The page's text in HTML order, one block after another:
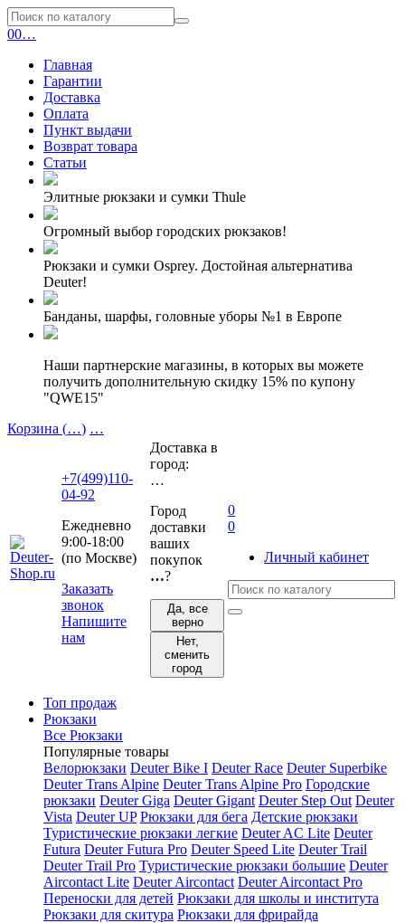
00…
Главная
Гарантии
Доставка
Оплата
Пункт выдачи
Возврат товара
Статьи
Элитные рюкзаки и сумки Thule
Огромный выбор городских рюкзаков!
Рюкзаки и сумки Osprey. Достойная альтернатива
Deuter!
Банданы, шарфы, головные уборы №1 в Европе
Наши партнерские магазины, в которых вы можете
получить дополнительную скидку 15% по купону
"QWE15"
Корзина (…) …
+7(499)110-
04-92
Ежедневно
9:00-18:00
(по Москве)
Заказать
звонок
Напишите
нам
Доставка в
город:
…
Город
доставки
ваших
покупок
…?
Да, все
верно
Нет,
сменить
город
0
0
Личный кабинет
Топ продаж
Рюкзаки
Все Рюкзаки
Популярные товары
Велорюкзаки Deuter Bike I Deuter Race Deuter Superbike
Deuter Trans Alpine Deuter Trans Alpine Pro Городские
рюкзаки Deuter Giga Deuter Gigant Deuter Step Out Deuter
Vista Deuter UP Рюкзаки для бега Детские рюкзаки
Туристические рюкзаки легкие Deuter AС Lite Deuter
Futura Deuter Futura Pro Deuter Speed Lite Deuter Trail
Deuter Trail Pro Туристические рюкзаки большие Deuter
Aircontact Lite Deuter Aircontact Deuter Aircontact Pro
Переноски для детей Рюкзаки для школы и института
Рюкзаки для скитура Рюкзаки для фрирайда